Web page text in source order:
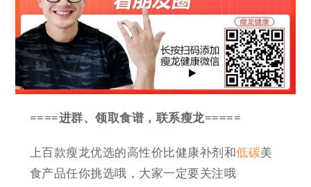
====进群、领取食谱，联系瘦龙=====
上百款瘦龙优选的高性价比健康补剂和低碳美
食产品任你挑选哦，大家一定要关注哦